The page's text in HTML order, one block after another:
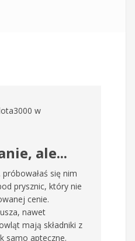
w
ale...
próbowałaś się nim
prysznic, który nie
cenie.
nawet
mają składniki z
samo apteczne.